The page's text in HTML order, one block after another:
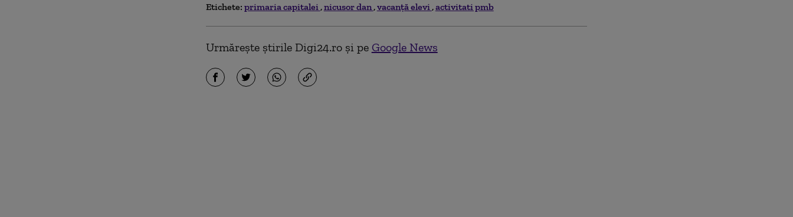
Etichete: primaria capitalei nicusor dan vacanță elevi activitati pmb
Urmărește știrile Digi24.ro și pe Google News